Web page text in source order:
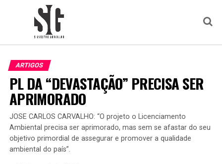
ARTIGOS
PL DA “DEVASTAÇÃO” PRECISA SER
APRIMORADO
JOSE CARLOS CARVALHO: “O projeto o Licenciamento
Ambiental precisa ser aprimorado, mas sem se afastar do seu
objetivo primordial de assegurar e promover a qualidade
ambiental do país”.